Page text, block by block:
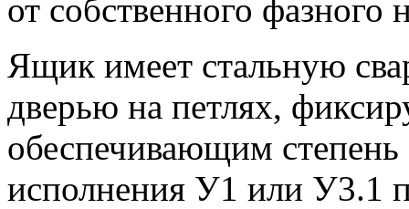
от собственного фазного
Ящик имеет стальную
дверью на петлях,
обеспечивающим
исполнения У1 или У3.1